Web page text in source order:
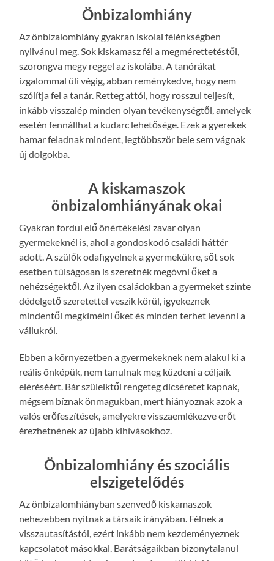
Önbizalomhiány
Az önbizalomhiány gyakran iskolai félénkségben
nyilvánul meg. Sok kiskamasz fél a megmérettetéstől,
szorongva megy reggel az iskolába. A tanórákat
izgalommal üli végig, abban reménykedve, hogy nem
szólítja fel a tanár. Retteg attól, hogy rosszul teljesít,
inkább visszalép minden olyan tevékenységtől, amelyek
esetén fennállhat a kudarc lehetősége. Ezek a gyerekek
hamar feladnak mindent, legtöbbször bele sem vágnak
új dolgokba.
A kiskamaszok
önbizalomhiányának okai
Gyakran fordul elő önértékelési zavar olyan
gyermekeknél is, ahol a gondoskodó családi háttér
adott. A szülők odafigyelnek a gyermekükre, sőt sok
esetben túlságosan is szeretnék megóvni őket a
nehézségektől. Az ilyen családokban a gyermeket szinte
dédelgető szeretettel veszik körül, igyekeznek
mindentől megkímélni őket és minden terhet levenni a
vállukról.
Ebben a környezetben a gyermekeknek nem alakul ki a
reális önképük, nem tanulnak meg küzdeni a céljaik
eléréséért. Bár szüleiktől rengeteg dícséretet kapnak,
mégsem bíznak önmagukban, mert hiányoznak azok a
valós erőfeszítések, amelyekre visszaemlékezve erőt
érezhetnének az újabb kihívásokhoz.
Önbizalomhiány és szociális
elszigetelődés
Az önbizalomhiányban szenvedő kiskamaszok
nehezebben nyitnak a társaik irányában. Félnek a
visszautasítástól, ezért inkább nem kezdeményeznek
kapcsolatot másokkal. Barátságaikban bizonytalanul